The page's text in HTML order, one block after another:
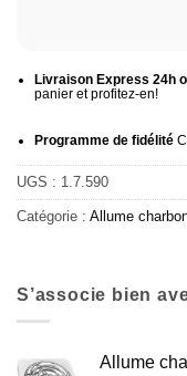
Livraison Express 24h
panier et profitez-en!
Programme de fidélité
UGS : 1.7.590
Catégorie : Allume
S’associe bien
Allume